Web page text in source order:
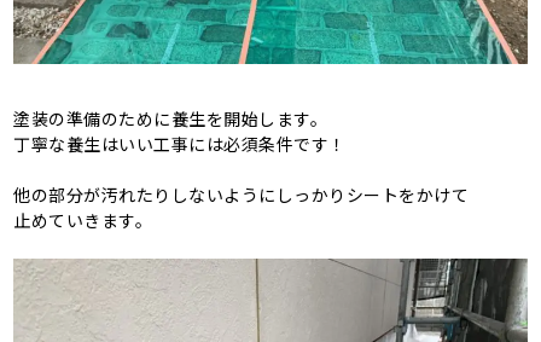
塗装の準備のために養生を開始します。
丁寧な養生はいい工事には必須条件です！
他の部分が汚れたりしないようにしっかりシートをかけて
止めていきます。